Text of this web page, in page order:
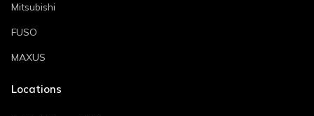
Mitsubishi
FUSO
MAXUS
Locations